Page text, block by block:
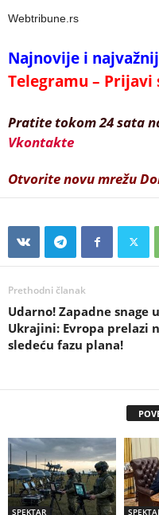
Webtribune.rs
Najnovije i
Telegramu – Prijavi
Pratite tokom 24 sata
Vkontakte
Otvorite novu mrežu
Prethodni članak
Udarno! Zapadne snage u
Ukrajini: Evropa prelazi
sledeću fazu plana!
SPEKTAR